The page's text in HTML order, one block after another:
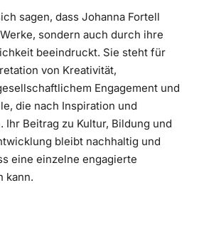
sagen, dass Johanna Fortell
sondern auch durch ihre
beeindruckt. Sie steht für
von Kreativität,
Engagement und
die nach Inspiration und
Ihr Beitrag zu Kultur, Bildung und
bleibt nachhaltig und
eine einzelne engagierte
kann.